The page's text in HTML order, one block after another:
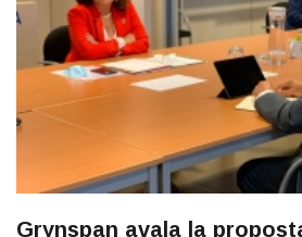
Grynspan avala la